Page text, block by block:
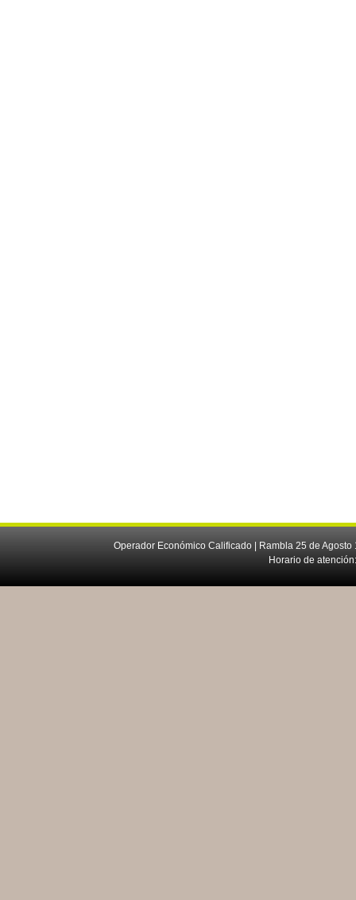
Operador Económico Calificado | Rambla 25 de
Horario de